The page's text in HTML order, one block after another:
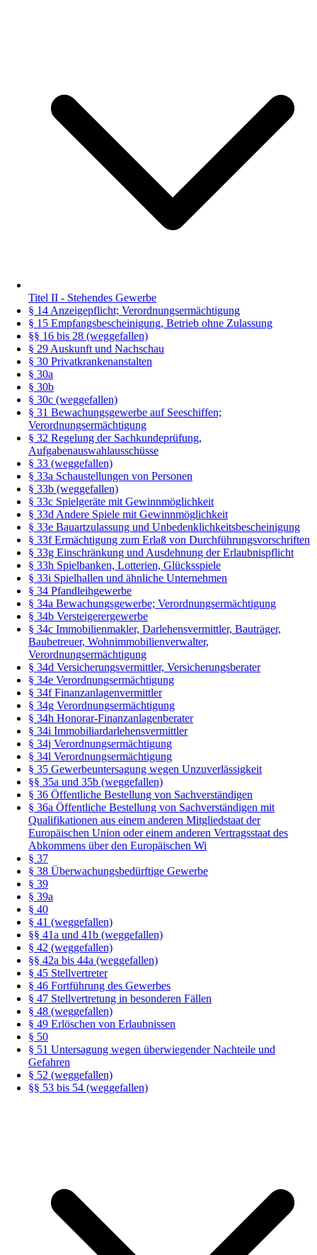
Titel II - Stehendes Gewerbe
§ 14 Anzeigepflicht; Verordnungsermächtigung
§ 15 Empfangsbescheinigung, Betrieb ohne Zulassung
§§ 16 bis 28 (weggefallen)
§ 29 Auskunft und Nachschau
§ 30 Privatkrankenanstalten
§ 30a
§ 30b
§ 30c (weggefallen)
§ 31 Bewachungsgewerbe auf Seeschiffen;
Verordnungsermächtigung
§ 32 Regelung der Sachkundeprüfung,
Aufgabenauswahlausschüsse
§ 33 (weggefallen)
§ 33a Schaustellungen von Personen
§ 33b (weggefallen)
§ 33c Spielgeräte mit Gewinnmöglichkeit
§ 33d Andere Spiele mit Gewinnmöglichkeit
§ 33e Bauartzulassung und Unbedenklichkeitsbescheinigung
§ 33f Ermächtigung zum Erlaß von Durchführungsvorschriften
§ 33g Einschränkung und Ausdehnung der Erlaubnispflicht
§ 33h Spielbanken, Lotterien, Glücksspiele
§ 33i Spielhallen und ähnliche Unternehmen
§ 34 Pfandleihgewerbe
§ 34a Bewachungsgewerbe; Verordnungsermächtigung
§ 34b Versteigerergewerbe
§ 34c Immobilienmakler, Darlehensvermittler, Bauträger,
Baubetreuer, Wohnimmobilienverwalter,
Verordnungsermächtigung
§ 34d Versicherungsvermittler, Versicherungsberater
§ 34e Verordnungsermächtigung
§ 34f Finanzanlagenvermittler
§ 34g Verordnungsermächtigung
§ 34h Honorar-Finanzanlagenberater
§ 34i Immobiliardarlehensvermittler
§ 34j Verordnungsermächtigung
§ 34l Verordnungsermächtigung
§ 35 Gewerbeuntersagung wegen Unzuverlässigkeit
§§ 35a und 35b (weggefallen)
§ 36 Öffentliche Bestellung von Sachverständigen
§ 36a Öffentliche Bestellung von Sachverständigen mit
Qualifikationen aus einem anderen Mitgliedstaat der
Europäischen Union oder einem anderen Vertragsstaat des
Abkommens über den Europäischen Wi
§ 37
§ 38 Überwachungsbedürftige Gewerbe
§ 39
§ 39a
§ 40
§ 41 (weggefallen)
§§ 41a und 41b (weggefallen)
§ 42 (weggefallen)
§§ 42a bis 44a (weggefallen)
§ 45 Stellvertreter
§ 46 Fortführung des Gewerbes
§ 47 Stellvertretung in besonderen Fällen
§ 48 (weggefallen)
§ 49 Erlöschen von Erlaubnissen
§ 50
§ 51 Untersagung wegen überwiegender Nachteile und
Gefahren
§ 52 (weggefallen)
§§ 53 bis 54 (weggefallen)